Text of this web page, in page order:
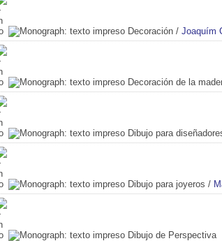
Decoración / Joaquím
Decoración de la
Dibujo para
Dibujo para joyeros /
Dibujo de Perspectiva